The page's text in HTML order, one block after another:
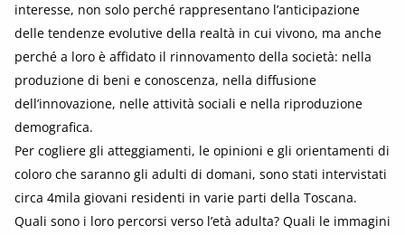
interesse, non solo perché rappresentano l’anticipazione
delle tendenze evolutive della realtà in cui vivono, ma anche
perché a loro è affidato il rinnovamento della società: nella
produzione di beni e conoscenza, nella diffusione
dell’innovazione, nelle attività sociali e nella riproduzione
demografica.
Per cogliere gli atteggiamenti, le opinioni e gli orientamenti di
coloro che saranno gli adulti di domani, sono stati intervistati
circa 4mila giovani residenti in varie parti della Toscana.
Quali sono i loro percorsi verso l’età adulta? Quali le immagini